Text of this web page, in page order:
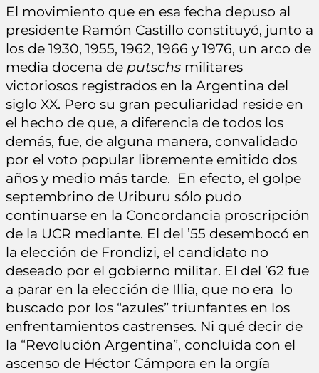
El movimiento que en esa fecha depuso al
presidente Ramón Castillo constituyó, junto a
los de 1930, 1955, 1962, 1966 y 1976, un arco de
media docena de putschs militares
victoriosos registrados en la Argentina del
siglo XX. Pero su gran peculiaridad reside en
el hecho de que, a diferencia de todos los
demás, fue, de alguna manera, convalidado
por el voto popular libremente emitido dos
años y medio más tarde. En efecto, el golpe
septembrino de Uriburu sólo pudo
continuarse en la Concordancia proscripción
de la UCR mediante. El del ’55 desembocó en
la elección de Frondizi, el candidato no
deseado por el gobierno militar. El del ’62 fue
a parar en la elección de Illia, que no era lo
buscado por los “azules” triunfantes en los
enfrentamientos castrenses. Ni qué decir de
la “Revolución Argentina”, concluida con el
ascenso de Héctor Cámpora en la orgía